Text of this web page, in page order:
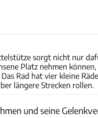
sorgt nicht nur
Platz nehmen
Rad hat vier kleine
längere Strecken rollen.
und seine